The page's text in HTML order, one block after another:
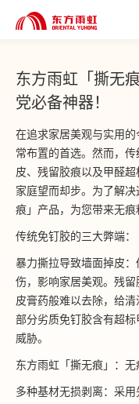
东方雨虹「撕无
党必备神器！
在追求家居美观与实用
常布置的首选。然而，
皮、残留胶痕以及甲醛
家庭望而却步。为了解
痕」产品，为您带来无痕
传统免钉胶的三大弊端：
暴力撕拉导致墙面掉皮
伤，影响家居美观。残
皮膏药般难以去除，给清
部分劣质免钉胶含有超
威胁。
东方雨虹「撕无痕」：无
多种基材无损剥离：采